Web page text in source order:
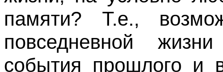
памяти? Т.е.,
повседневной
события прошлого и